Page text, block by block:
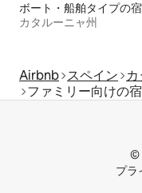
カタルーニャ州
Airbnb スペイン
ファミリー向けの
©
プラ